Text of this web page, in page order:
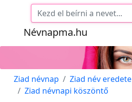
Névnapma.hu
Ziad névnap
Ziad név eredete
Ziad névnapi köszöntő